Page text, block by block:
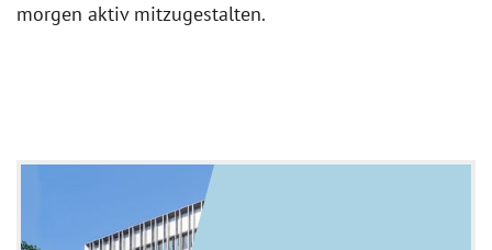
morgen aktiv mitzugestalten.